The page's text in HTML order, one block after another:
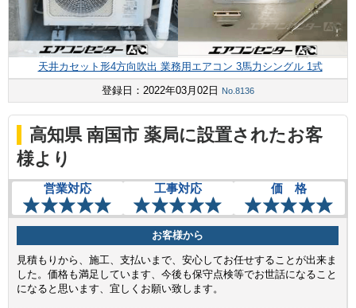
天井カセット形4方向吹出 業務用エアコン 3馬力シングル 1式
登録日：2022年03月02日
No.8136
高知県 南国市 薬局に設置されたお客
様より
営業対応 工事対応 価 格
お客様から
見積もりから、施工、支払いまで、安心してお任せすることが出来ま
した。価格も満足しています、今後も保守点検等でお世話になること
になると思います、宜しくお願い致します。